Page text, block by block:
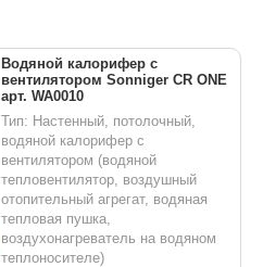
Водяной калорифер с
вентилятором Sonniger CR ONE
арт. WA0010
Тип: Настенный, потолочный,
водяной калорифер с
вентилятором (водяной
тепловентилятор, воздушный
отопительный агрегат, водяная
тепловая пушка,
воздухонагреватель на водяном
теплоносителе)